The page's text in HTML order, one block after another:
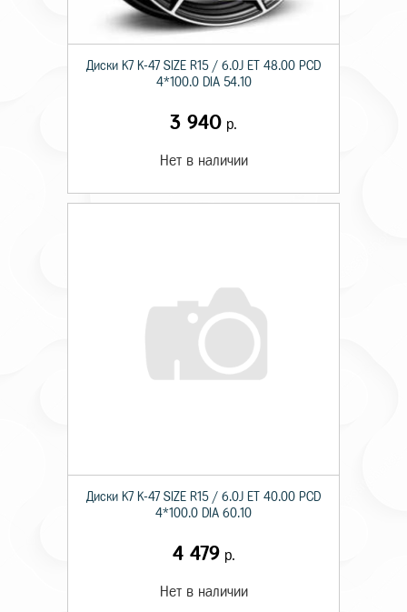
Диски K7 K-47 SIZE R15 / 6.0J ET 48.00 PCD
4*100.0 DIA 54.10
3 940 р.
Нет в наличии
Диски K7 K-47 SIZE R15 / 6.0J ET 40.00 PCD
4*100.0 DIA 60.10
4 479р.
Нет в наличии